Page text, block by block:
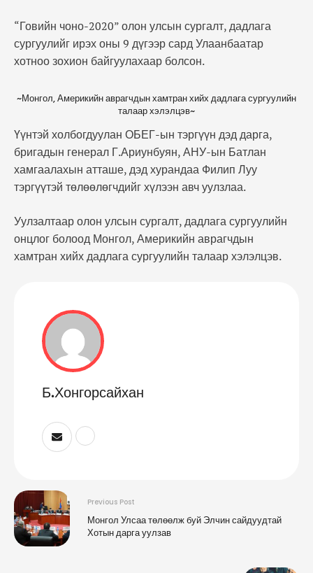
“Говийн чоно-2020” олон улсын сургалт, дадлага
сургуулийг ирэх оны 9 дүгээр сард Улаанбаатар
хотноо зохион байгуулахаар болсон.
~Монгол, Америкийн аврагчдын хамтран хийх дадлага сургуулийн
талаар хэлэлцэв~
Үүнтэй холбогдуулан ОБЕГ-ын тэргүүн дэд дарга,
бригадын генерал Г.Ариунбуян, АНУ-ын Батлан
хамгаалахын атташе, дэд хурандаа Филип Луу
тэргүүтэй төлөөлөгчдийг хүлээн авч уулзлаа.
Уулзалтаар олон улсын сургалт, дадлага сургуулийн
онцлог болоод Монгол, Америкийн аврагчдын
хамтран хийх дадлага сургуулийн талаар хэлэлцэв.
Б.Хонгорсайхан
Previous Post
Монгол Улсаа төлөөлж буй Элчин сайдуудтай
Хотын дарга уулзав